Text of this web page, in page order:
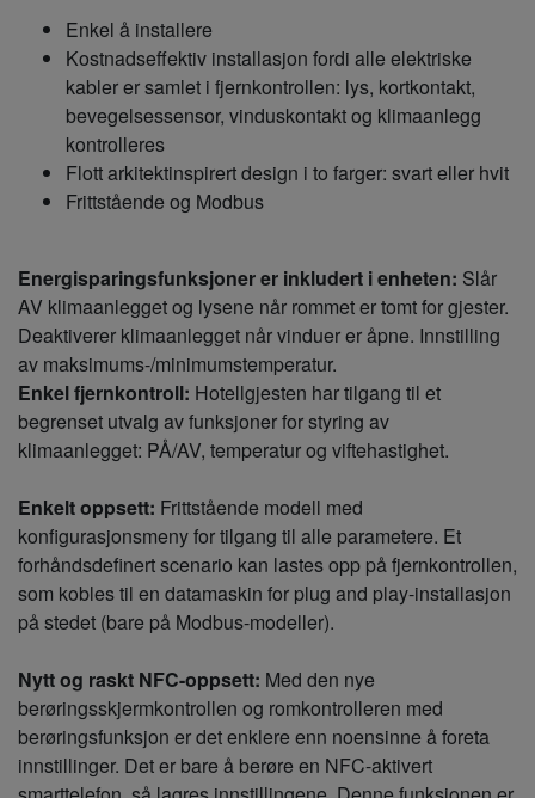
Enkel å installere
Kostnadseffektiv installasjon fordi alle elektriske
kabler er samlet i fjernkontrollen: lys, kortkontakt,
bevegelsessensor, vinduskontakt og klimaanlegg
kontrolleres
Flott arkitektinspirert design i to farger: svart eller hvit
Frittstående og Modbus
Energisparingsfunksjoner er inkludert i enheten: Slår
AV klimaanlegget og lysene når rommet er tomt for gjester.
Deaktiverer klimaanlegget når vinduer er åpne. Innstilling
av maksimums-/minimumstemperatur.
Enkel fjernkontroll: Hotellgjesten har tilgang til et
begrenset utvalg av funksjoner for styring av
klimaanlegget: PÅ/AV, temperatur og viftehastighet.
Enkelt oppsett: Frittstående modell med
konfigurasjonsmeny for tilgang til alle parametere. Et
forhåndsdefinert scenario kan lastes opp på fjernkontrollen,
som kobles til en datamaskin for plug and play-installasjon
på stedet (bare på Modbus-modeller).
Nytt og raskt NFC-oppsett: Med den nye
berøringsskjermkontrollen og romkontrolleren med
berøringsfunksjon er det enklere enn noensinne å foreta
innstillinger. Det er bare å berøre en NFC-aktivert